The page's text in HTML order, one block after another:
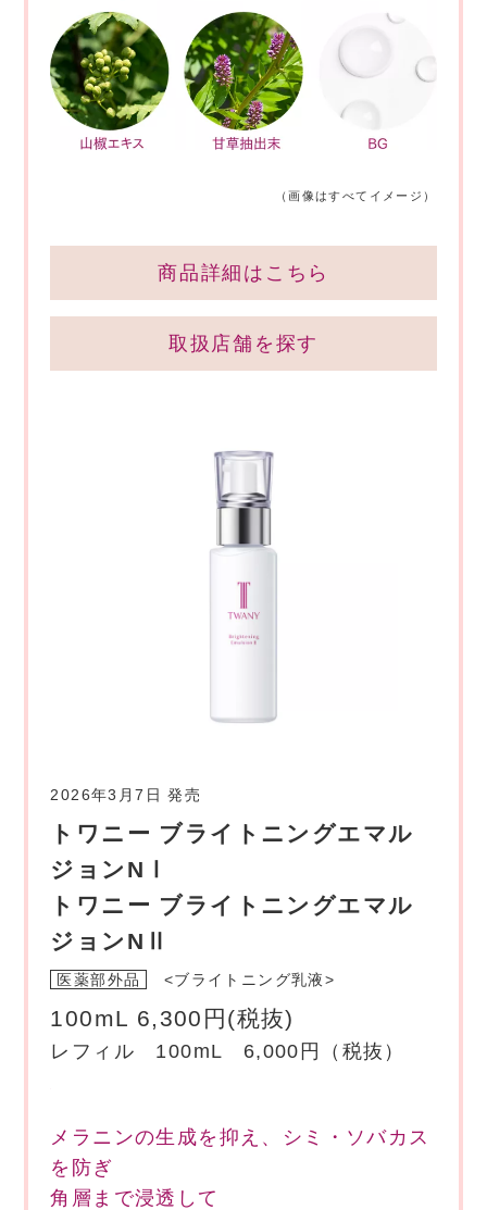
（画像はすべてイメージ）
商品詳細はこちら
取扱店舗を探す
2026年3月7日 発売
トワニー ブライトニングエマル
ジョンNⅠ
トワニー ブライトニングエマル
ジョンNⅡ
医薬部外品 <ブライトニング乳液>
100mL 6,300円(税抜)
レフィル 100mL 6,000円（税抜）
メラニンの生成を抑え、シミ・ソバカス
を防ぎ
角層まで浸透して